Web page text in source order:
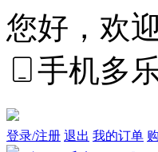
您好，欢
手机多
登录/注册 退出 我的订单